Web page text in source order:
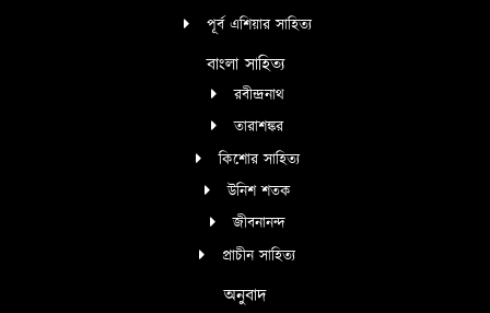
পূর্ব এশিয়ার সাহিত্য
বাংলা সাহিত্য
রবীন্দ্রনাথ
তারাশঙ্কর
কিশোর সাহিত্য
উনিশ শতক
জীবনানন্দ
প্রাচীন সাহিত্য
অনুবাদ